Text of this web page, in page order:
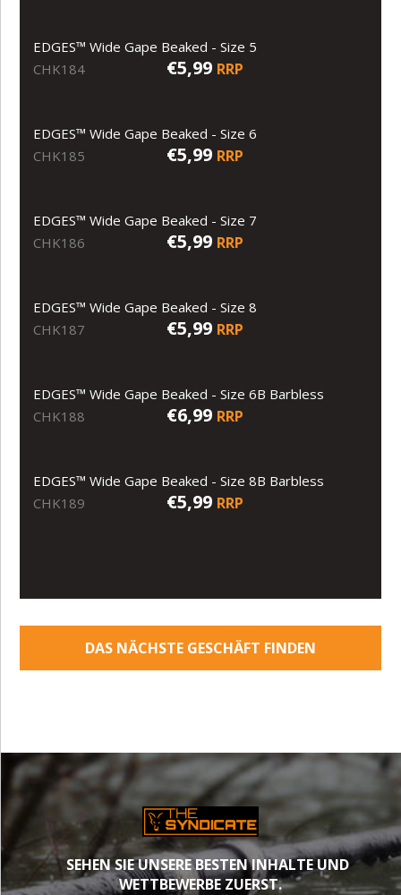
EDGES™ Wide Gape Beaked - Size 5
CHK184
€5,99 RRP
EDGES™ Wide Gape Beaked - Size 6
CHK185
€5,99 RRP
EDGES™ Wide Gape Beaked - Size 7
CHK186
€5,99 RRP
EDGES™ Wide Gape Beaked - Size 8
CHK187
€5,99 RRP
EDGES™ Wide Gape Beaked - Size 6B Barbless
CHK188
€6,99 RRP
EDGES™ Wide Gape Beaked - Size 8B Barbless
CHK189
€5,99 RRP
DAS NÄCHSTE GESCHÄFT FINDEN
SEHEN SIE UNSERE BESTEN INHALTE UND
WETTBEWERBE ZUERST.